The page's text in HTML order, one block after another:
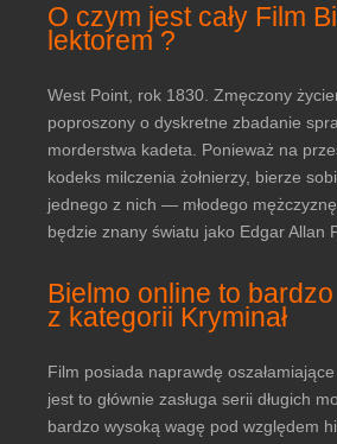
O czym jest cały Film
lektorem ?
West Point, rok 1830. Zmęczony
poproszony o dyskretne zbadanie
morderstwa kadeta. Ponieważ na
kodeks milczenia żołnierzy, bierze
jednego z nich — młodego
będzie znany światu jako Edgar Allan
Bielmo online to
z kategorii Kryminał
Film posiada naprawdę
jest to głównie zasługa serii długich
bardzo wysoką wagę pod względem